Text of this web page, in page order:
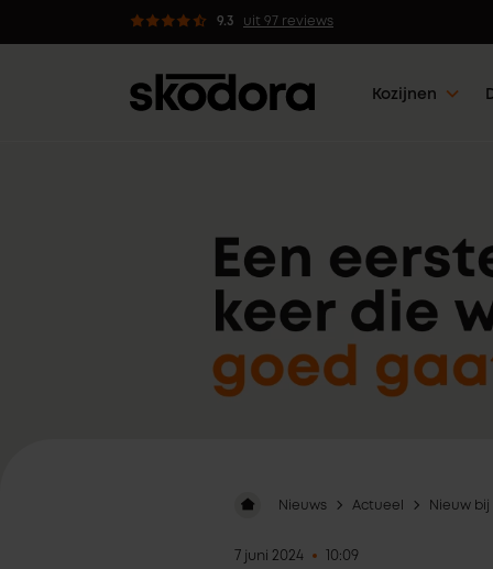
9.3 uit 97 reviews
met 5 werkdagen klaar
Kozijnen
Nieuws Actueel Nieuw
7 juni 2024 10:09